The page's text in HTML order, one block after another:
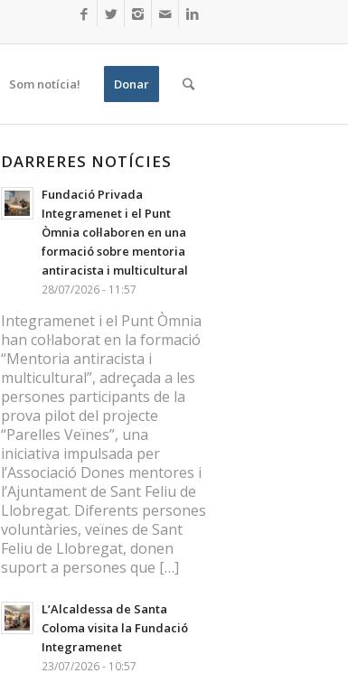
Som notícia! Donar
DARRERES NOTÍCIES
Fundació Privada
Integramenet i el Punt
Òmnia col·laboren en una
formació sobre mentoria
antiracista i multicultural
28/07/2026 - 11:57
Integramenet i el Punt Òmnia
han col·laborat en la formació
“Mentoria antiracista i
multicultural”, adreçada a les
persones participants de la
prova pilot del projecte
“Parelles Veïnes”, una
iniciativa impulsada per
l’Associació Dones mentores i
l’Ajuntament de Sant Feliu de
Llobregat. Diferents persones
voluntàries, veïnes de Sant
Feliu de Llobregat, donen
suport a persones que […]
L’Alcaldessa de Santa
Coloma visita la Fundació
Integramenet
23/07/2026 - 10:57